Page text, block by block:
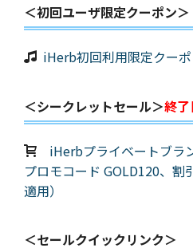
＜初回ユーザ限定クーポン＞
iHerb初回利用限定クー
＜シークレットセール＞終
iHerbプライベートブラ
プロモコード GOLD120、
適用）
＜セールクイックリンク＞